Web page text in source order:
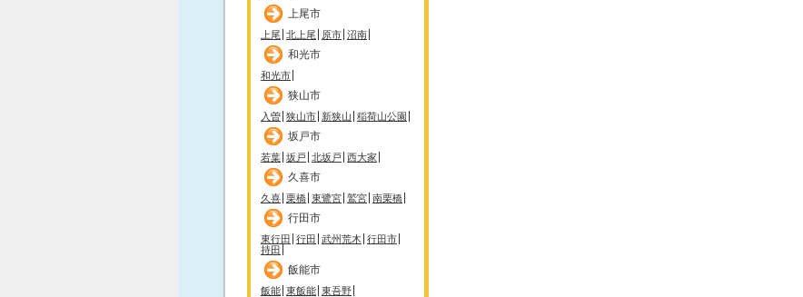
上尾市
上尾 北上尾 原市 沼南
和光市
和光市
狭山市
入曽 狭山市 新狭山 稲荷山公園
坂戸市
若葉 坂戸 北坂戸 西大家
久喜市
久喜 栗橋 東鷺宮 鷲宮 南栗橋
行田市
東行田 行田 武州荒木 行田市
持田
飯能市
飯能 東飯能 東吾野